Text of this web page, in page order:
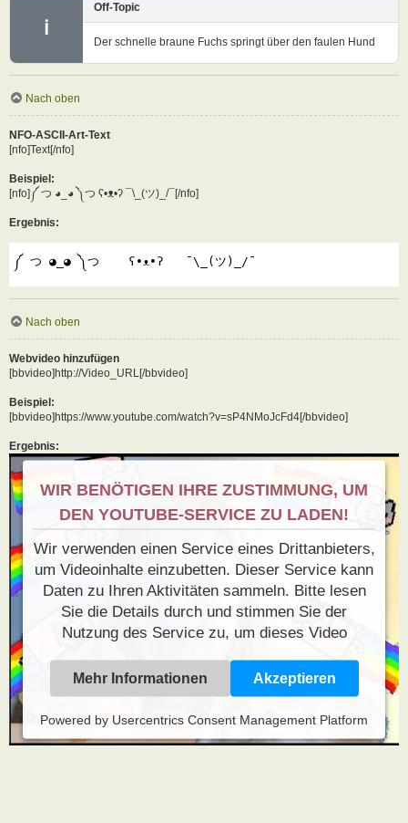
ℹ
Off-Topic
Der schnelle braune Fuchs springt über den faulen Hund
Nach oben
NFO-ASCII-Art-Text
[nfo]Text[/nfo]
Beispiel:
[nfo]༼ つ ◕_◕ ༽つ ʕ•ᴥ•ʔ ¯\_(ツ)_/¯[/nfo]
Ergebnis:
༼ つ ◕_◕ ༽つ    ʕ•ᴥ•ʔ   ¯\_(ツ)_/¯
Nach oben
Webvideo hinzufügen
[bbvideo]http://Video_URL[/bbvideo]
Beispiel:
[bbvideo]https://www.youtube.com/watch?v=sP4NMoJcFd4[/bbvideo]
Ergebnis:
WIR BENÖTIGEN IHRE ZUSTIMMUNG, UM
DEN YOUTUBE-SERVICE ZU LADEN!
Wir verwenden einen Service eines Drittanbieters,
um Videoinhalte einzubetten. Dieser Service kann
Daten zu Ihren Aktivitäten sammeln. Bitte lesen
Sie die Details durch und stimmen Sie der
Nutzung des Service zu, um dieses Video
Mehr Informationen Akzeptieren
Powered by Usercentrics Consent Management Platform